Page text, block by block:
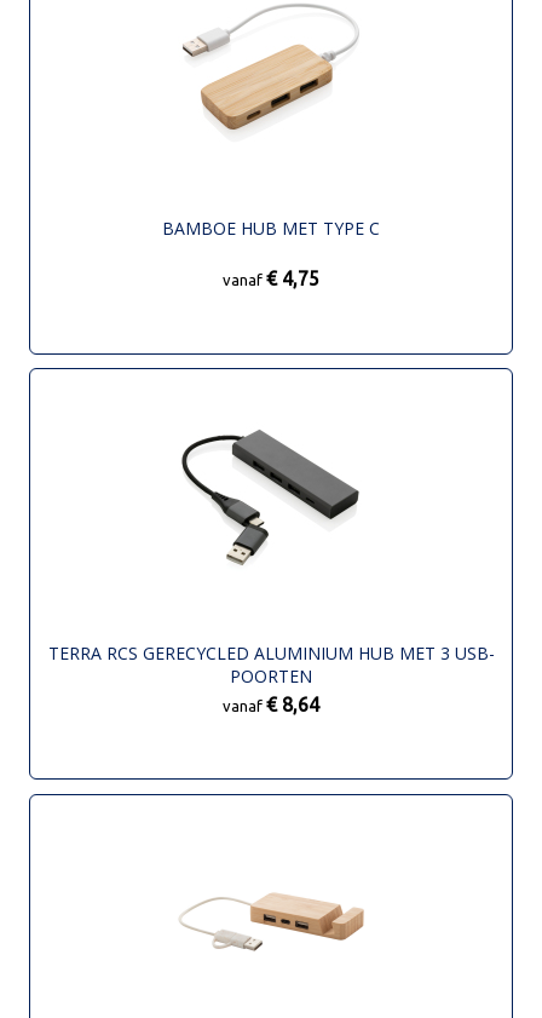
BAMBOE HUB MET TYPE C
vanaf € 4,75
TERRA RCS GERECYCLED ALUMINIUM HUB MET 3 USB-
POORTEN
vanaf € 8,64